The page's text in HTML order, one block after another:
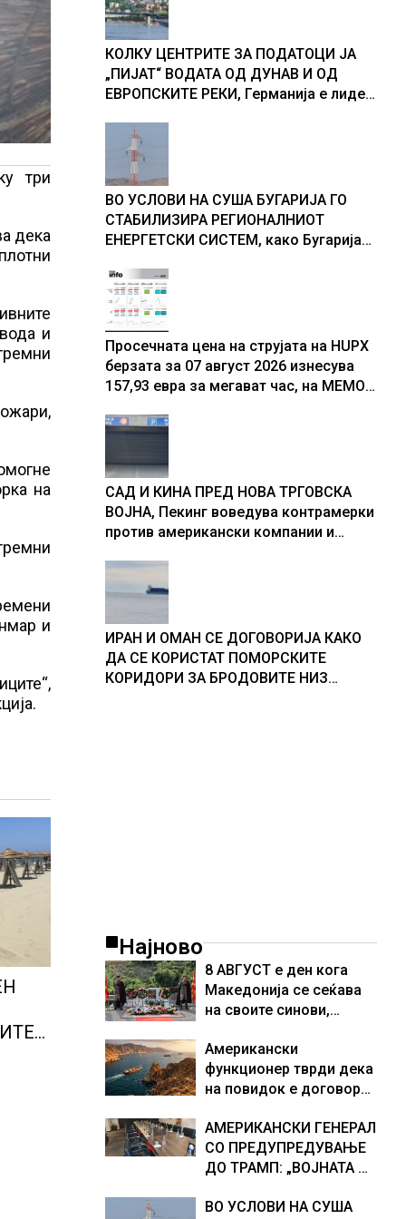
три
дека
и
на
и
доживуваа овој настан што го
промени текот на историјата
КОЛКУ ЦЕНТРИТЕ ЗА ПОДАТОЦИ ЈА
„ПИЈАТ“ ВОДАТА ОД ДУНАВ И ОД
ЕВРОПСКИТЕ РЕКИ, Германија е лидер
центри за податоци
ВО УСЛОВИ НА СУША БУГАРИЈА ГО
СТАБИЛИЗИРА РЕГИОНАЛНИОТ
ЕНЕРГЕТСКИ СИСТЕМ, како Бугарија
складирање на енергија од батерии
Просечната цена на струјата на HUPX
берзата за 07 август 2026 изнесува
157,93 евра за мегават час, на МЕМО
САД И КИНА ПРЕД НОВА ТРГОВСКА
ВОЈНА, Пекинг воведува контрамерки
против американски компании и
ИРАН И ОМАН СЕ ДОГОВОРИЈА КАКО
ДА СЕ КОРИСТАТ ПОМОРСКИТЕ
КОРИДОРИ ЗА БРОДОВИТЕ НИЗ
Најново
8 АВГУСТ е ден кога
Македонија се сеќава
на своите синови,
Христијан Мицкоски по
повод 25 годишнината
од загинувањето на
бранители
Американски
функционер тврди дека
на повидок е договор
АМЕРИКАНСКИ ГЕНЕРАЛ
СО ПРЕДУПРЕДУВАЊЕ
ДО ТРАМП: „ВОЈНАТА НЕ
ВО УСЛОВИ НА СУША